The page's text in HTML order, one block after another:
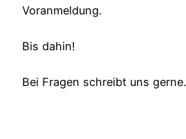
Voranmeldung.
Bis dahin!
Bei Fragen schreibt uns gerne.